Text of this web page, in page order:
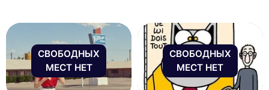
СВОБОДНЫХ
МЕСТ НЕТ
СВОБОДНЫХ
МЕСТ НЕТ